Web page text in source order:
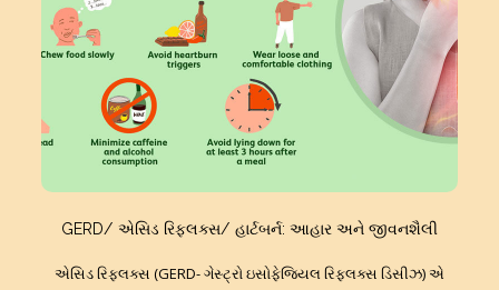
में मदद करने का प्रयत्न किया गया है। आशा रखता हूँ की यह उन्हें चिंता कम करने में
और सर्जरी के लिए उचित तैयारी करने में मदद करेगा।
GERD/ એસિડ રિફ્લક્સ/ હાર્ટબર્ન: આહાર અને જીવનશૈલી
એસિડ રિફ્લક્સ (GERD- ગેસ્ટ્રો ઇસોફેજિયલ રિફ્લક્સ ડિસીઝ) એ